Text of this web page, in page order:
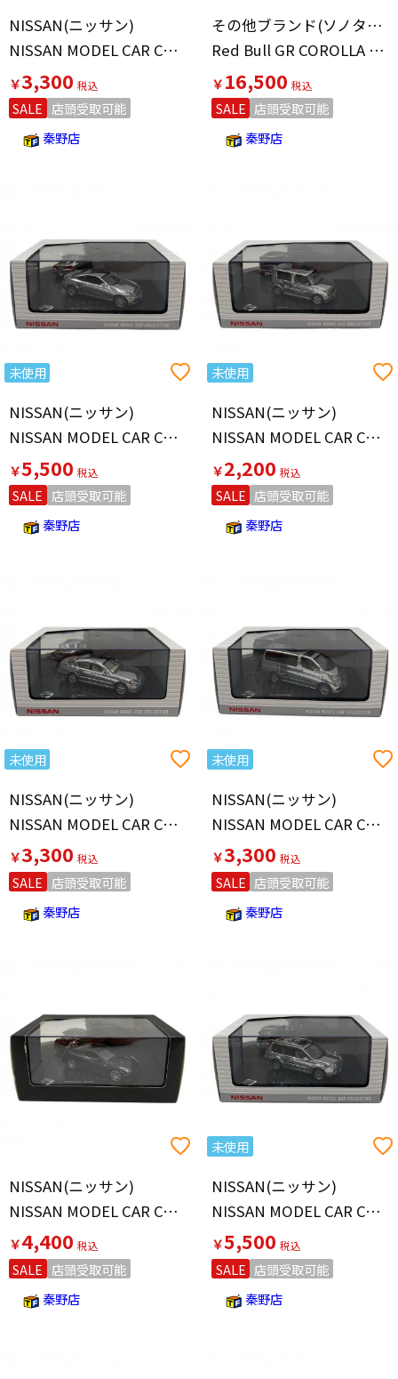
NISSAN(ニッサン)
NISSAN MODEL CAR COLLECTION フェアレディZ ROADSTER モデルカー
￥3,300
SALE 店頭受取可能
秦野店
その他ブランド(ソノタブランド)
Red Bull GR COROLLA 2024 TOYOTA GAZOO Racing モデルカー
￥16,500
SALE 店頭受取可能
秦野店
未使用
NISSAN(ニッサン)
NISSAN MODEL CAR COLLECTION SKYLINE COUPE CPV35 モデルカー
￥5,500
SALE 店頭受取可能
秦野店
未使用
NISSAN(ニッサン)
NISSAN MODEL CAR COLLECTION CUBE モデルカー
￥2,200
SALE 店頭受取可能
秦野店
未使用
NISSAN(ニッサン)
NISSAN MODEL CAR COLLECTION CIMA モデルカー
￥3,300
SALE 店頭受取可能
秦野店
未使用
NISSAN(ニッサン)
NISSAN MODEL CAR COLLECTION エルグランド モデルカー
￥3,300
SALE 店頭受取可能
秦野店
NISSAN(ニッサン)
NISSAN MODEL CAR COLLECTION GT-R R35 BLACK ＃KH3 モデルカー
￥4,400
SALE 店頭受取可能
秦野店
未使用
NISSAN(ニッサン)
NISSAN MODEL CAR COLLECTION X-TRAIL モデルカー
￥5,500
SALE 店頭受取可能
秦野店